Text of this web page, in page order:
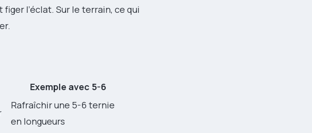
l’éclat. Sur le terrain, ce qui
Exemple avec 5-6
Rafraîchir une 5-6 ternie
en longueurs